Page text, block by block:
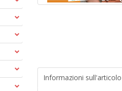
Informazioni sull'articolo